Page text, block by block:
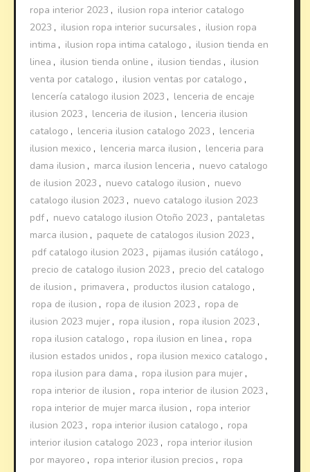
ropa interior 2023 , ilusion ropa interior catalogo
2023 , ilusion ropa interior sucursales , ilusion ropa
intima , ilusion ropa intima catalogo , ilusion tienda en
linea , ilusion tienda online , ilusion tiendas , ilusion
venta por catalogo , ilusion ventas por catalogo ,
lencería catalogo ilusion 2023 , lenceria de encaje
ilusion 2023 , lenceria de ilusion , lenceria ilusion
catalogo , lenceria ilusion catalogo 2023 , lenceria
ilusion mexico , lenceria marca ilusion , lenceria para
dama ilusion , marca ilusion lenceria , nuevo catalogo
de ilusion 2023 , nuevo catalogo ilusion , nuevo
catalogo ilusion 2023 , nuevo catalogo ilusion 2023
pdf , nuevo catalogo ilusion Otoño 2023 , pantaletas
marca ilusion , paquete de catalogos ilusion 2023 ,
pdf catalogo ilusion 2023 , pijamas ilusión catálogo ,
precio de catalogo ilusion 2023 , precio del catalogo
de ilusion , primavera , productos ilusion catalogo ,
ropa de ilusion , ropa de ilusion 2023 , ropa de
ilusion 2023 mujer , ropa ilusion , ropa ilusion 2023 ,
ropa ilusion catalogo , ropa ilusion en linea , ropa
ilusion estados unidos , ropa ilusion mexico catalogo ,
ropa ilusion para dama , ropa ilusion para mujer ,
ropa interior de ilusion , ropa interior de ilusion 2023 ,
ropa interior de mujer marca ilusion , ropa interior
ilusion 2023 , ropa interior ilusion catalogo , ropa
interior ilusion catalogo 2023 , ropa interior ilusion
por mayoreo , ropa interior ilusion precios , ropa